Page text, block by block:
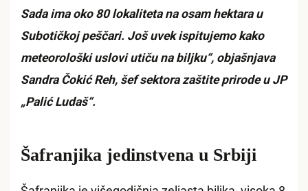
Sada ima oko 80 lokaliteta na osam hektara u
Subotičkoj peščari. Još uvek ispitujemo kako
meteorološki uslovi utiču na biljku“, objašnjava
Sandra Čokić Reh, šef sektora zaštite prirode u JP
„Palić Ludaš“.
Šafranjika jedinstvena u Srbiji